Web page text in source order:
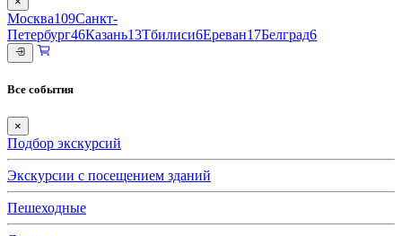
Москва109Санкт-
Петербург46Казань13Тбилиси6Ереван17Белград6
Все события
×
Подбор экскурсий
Экскурсии с посещением зданий
Пешеходные